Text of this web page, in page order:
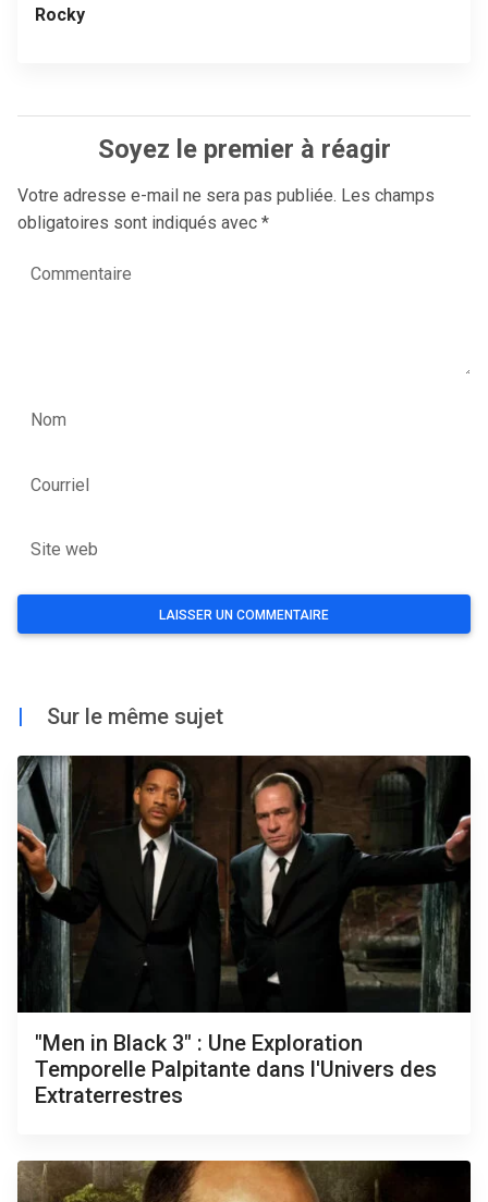
Rocky
Soyez le premier à réagir
Votre adresse e-mail ne sera pas publiée. Les champs
obligatoires sont indiqués avec *
Commentaire
Nom
Courriel
Site web
| Sur le même sujet
"Men in Black 3" : Une Exploration
Temporelle Palpitante dans l'Univers des
Extraterrestres